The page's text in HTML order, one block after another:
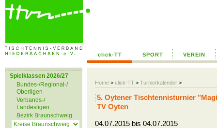
click-TT SPORT VEREIN
Home > click-TT > Turnierkalender >
Spielklassen 2026/27
Bundes-/Regional-/
Oberligen
Verbands-/
Landesligen
Bezirk Braunschweig
5. Oytener Tischtennisturnier
TV Oyten
04.07.2015 bis 04.07.2015